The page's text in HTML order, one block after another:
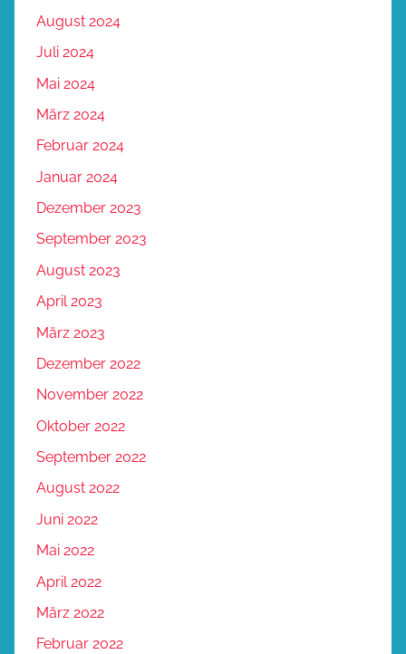
August 2024
Juli 2024
Mai 2024
März 2024
Februar 2024
Januar 2024
Dezember 2023
September 2023
August 2023
April 2023
März 2023
Dezember 2022
November 2022
Oktober 2022
September 2022
August 2022
Juni 2022
Mai 2022
April 2022
März 2022
Februar 2022